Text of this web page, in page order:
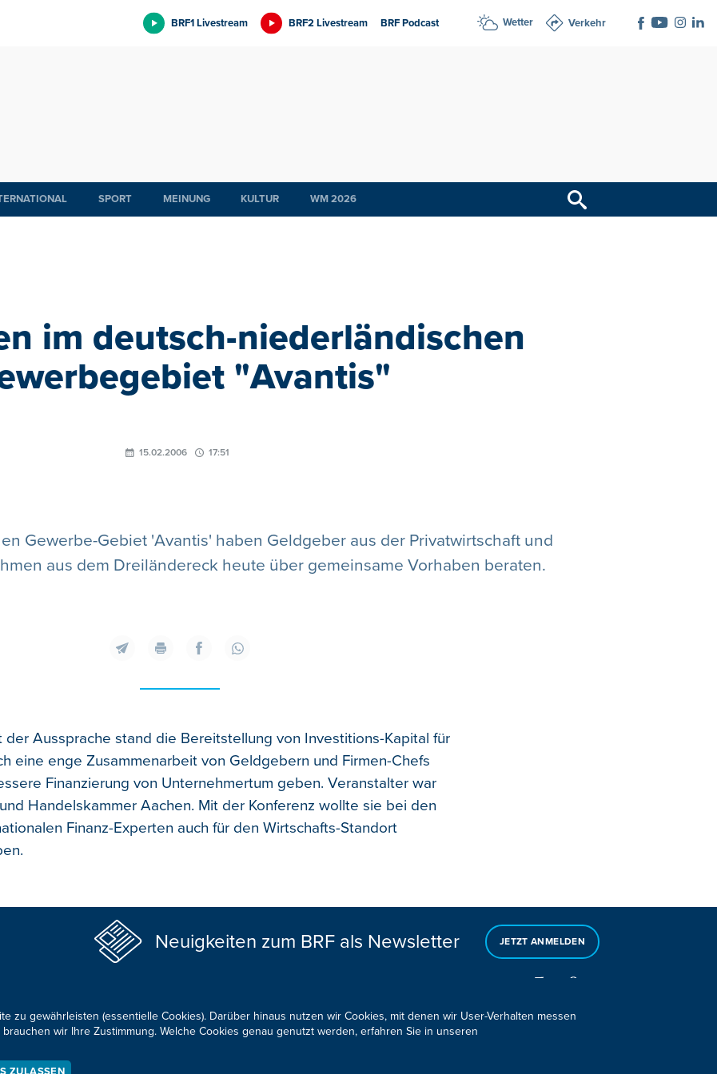
BRF1 Livestream BRF2 Livestream BRF Podcast Wetter Verkehr
SPORT MEINUNG KULTUR WM 2026
im deutsch-niederländischen
"Avantis"
15.02.2006 17:51
Gewerbe-Gebiet 'Avantis' haben Geldgeber aus der Privatwirtschaft und
aus dem Dreiländereck heute über gemeinsame Vorhaben beraten.
der Aussprache stand die Bereitstellung von Investitions-Kapital für
eine enge Zusammenarbeit von Geldgebern und Firmen-Chefs
Finanzierung von Unternehmertum geben. Veranstalter war
Handelskammer Aachen. Mit der Konferenz wollte sie bei den
Finanz-Experten auch für den Wirtschafts-Standort
Neuigkeiten zum BRF als Newsletter JETZT ANMELDEN
zu gewährleisten (essentielle Cookies). Darüber hinaus nutzen wir Cookies, mit denen wir User-Verhalten messen
wir Ihre Zustimmung. Welche Cookies genau genutzt werden, erfahren Sie in unseren